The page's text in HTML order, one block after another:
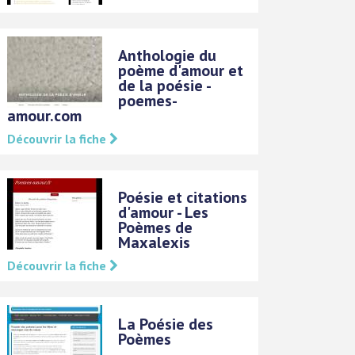
Anthologie du
poème d'amour et
de la poésie -
poemes-
amour.com
Découvrir la fiche
Poésie et citations
d'amour - Les
Poèmes de
Maxalexis
Découvrir la fiche
La Poésie des
Poèmes